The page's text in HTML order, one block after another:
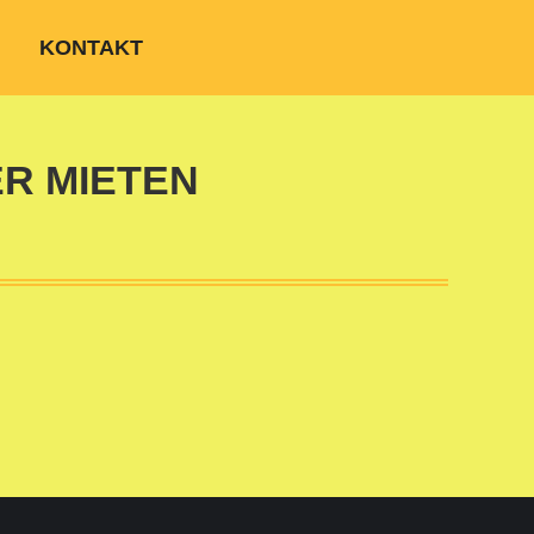
KONTAKT
MIETEN